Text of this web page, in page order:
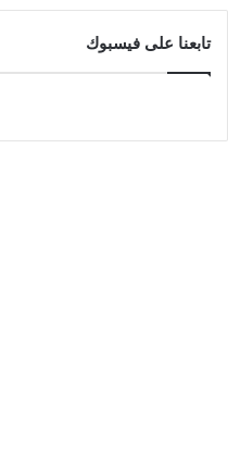
تابعنا على فيسبوك